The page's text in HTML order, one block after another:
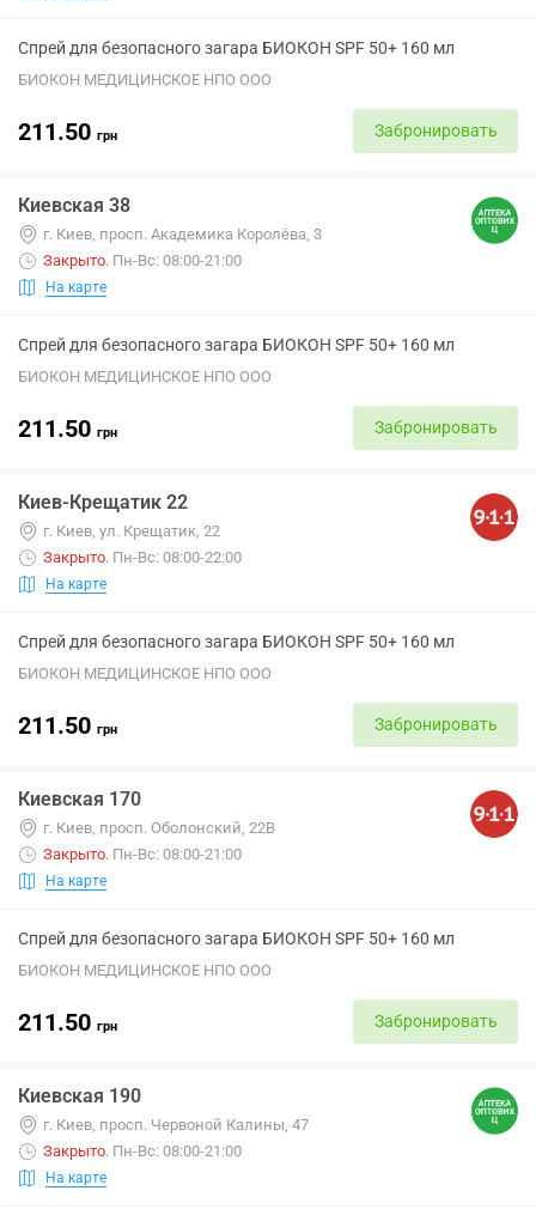
Спрей для безопасного загара БИОКОН SPF 50+ 160 мл
БИОКОН МЕДИЦИНСКОЕ НПО ООО
211.50 грн Забронировать
Киевская 38
г. Киев, просп. Академика Королёва, 3
Закрыто. Пн-Вс: 08:00-21:00
На карте
Спрей для безопасного загара БИОКОН SPF 50+ 160 мл
БИОКОН МЕДИЦИНСКОЕ НПО ООО
211.50 грн Забронировать
Киев-Крещатик 22
г. Киев, ул. Крещатик, 22
Закрыто. Пн-Вс: 08:00-22:00
На карте
Спрей для безопасного загара БИОКОН SPF 50+ 160 мл
БИОКОН МЕДИЦИНСКОЕ НПО ООО
211.50 грн Забронировать
Киевская 170
г. Киев, просп. Оболонский, 22В
Закрыто. Пн-Вс: 08:00-21:00
На карте
Спрей для безопасного загара БИОКОН SPF 50+ 160 мл
БИОКОН МЕДИЦИНСКОЕ НПО ООО
211.50 грн Забронировать
Киевская 190
г. Киев, просп. Червоной Калины, 47
Закрыто. Пн-Вс: 08:00-21:00
На карте